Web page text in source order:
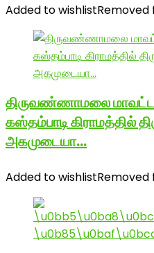
Added to wishlistRemoved
திருவண்ணாமலை
கஸ்தம்பாடி
அகமுடையா…
Added to wishlistRemoved